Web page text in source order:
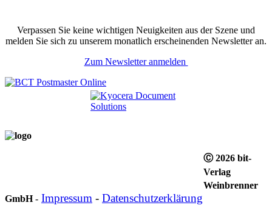
Verpassen Sie keine wichtigen Neuigkeiten aus der Szene und
melden Sie sich zu unserem monatlich erscheinenden Newsletter an.
Zum Newsletter anmelden
Ⓒ 2026 bit-
Verlag
Weinbrenner
GmbH- Impressum - Datenschutzerklärung